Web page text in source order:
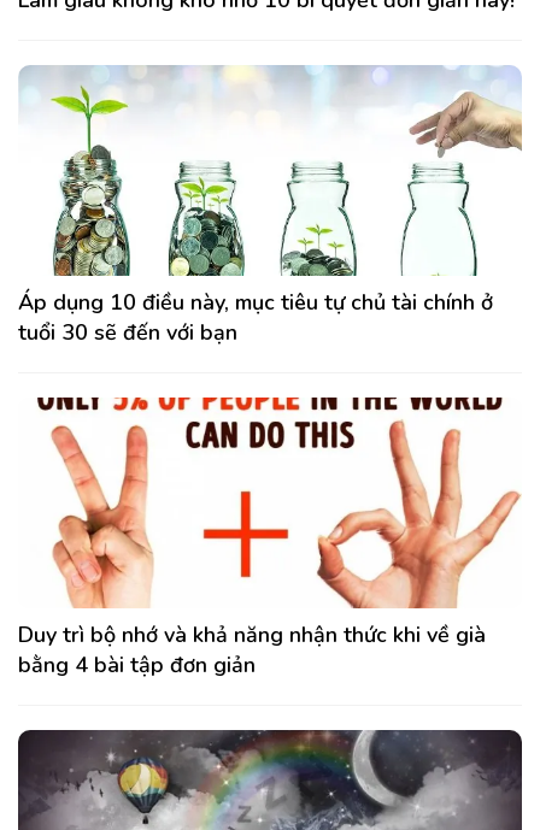
Áp dụng 10 điều này, mục tiêu tự chủ tài chính ở
tuổi 30 sẽ đến với bạn
Duy trì bộ nhớ và khả năng nhận thức khi về già
bằng 4 bài tập đơn giản